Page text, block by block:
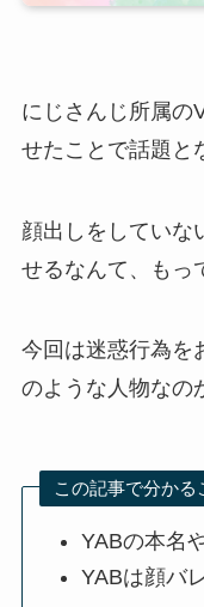
にじさんじ所属の
せたことで話題と
顔出しをしていな
せるなんて、もっ
今回は迷惑行為を
のような人物なの
この記事で分かる
YABの本名
YABは顔バ